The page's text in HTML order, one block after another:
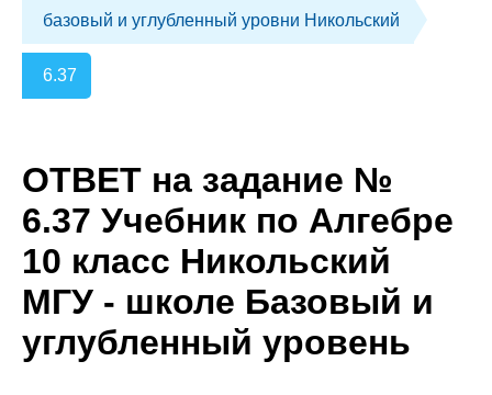
базовый и углубленный уровни Никольский
6.37
ОТВЕТ на задание №
6.37 Учебник по Алгебре
10 класс Никольский
МГУ - школе Базовый и
углубленный уровень